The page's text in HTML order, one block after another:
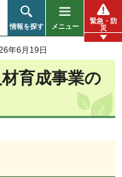
情報を探す メニュー
緊急・防
災
年6月19日
育成事業の